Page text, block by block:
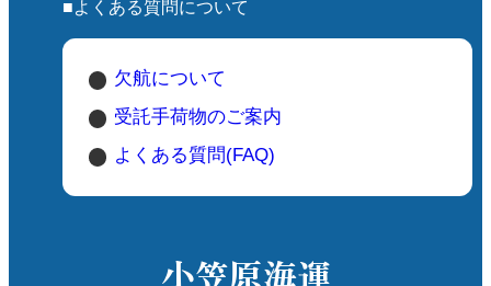
■よくある質問について
欠航について
受託手荷物のご案内
よくある質問(FAQ)
小笠原海運